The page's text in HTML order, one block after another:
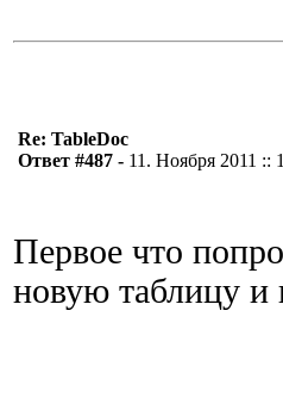
Re: TableDoc
Ответ #487 - 11. Ноября 2011 ::
Первое что
новую таблицу и